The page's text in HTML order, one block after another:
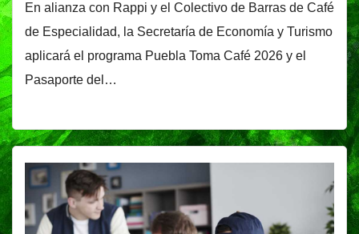
En alianza con Rappi y el Colectivo de Barras de Café
de Especialidad, la Secretaría de Economía y Turismo
aplicará el programa Puebla Toma Café 2026 y el
Pasaporte del…